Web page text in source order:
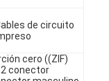
de circuito
cero ((ZIF)
2 conector